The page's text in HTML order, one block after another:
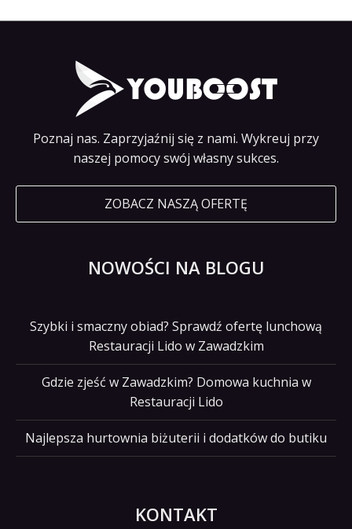
Poznaj nas. Zaprzyjaźnij się z nami. Wykreuj przy
naszej pomocy swój własny sukces.
ZOBACZ NASZĄ OFERTĘ
NOWOŚCI NA BLOGU
Szybki i smaczny obiad? Sprawdź ofertę lunchową
Restauracji Lido w Zawadzkim
Gdzie zjeść w Zawadzkim? Domowa kuchnia w
Restauracji Lido
Najlepsza hurtownia biżuterii i dodatków do butiku
KONTAKT